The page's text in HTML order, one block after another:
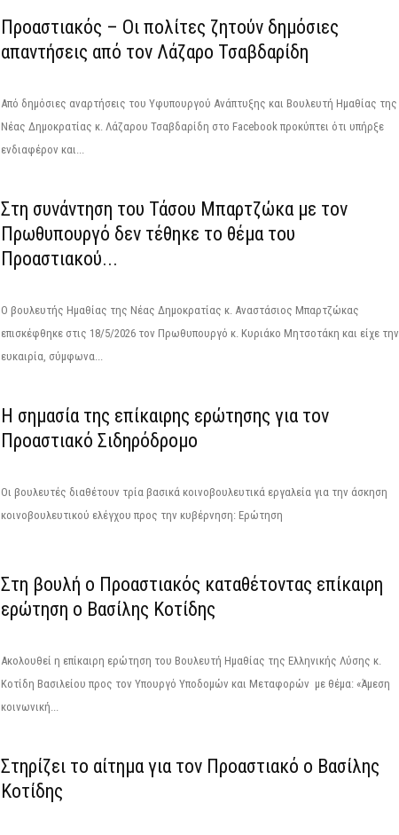
Προαστιακός – Οι πολίτες ζητούν δημόσιες
απαντήσεις από τον Λάζαρο Τσαβδαρίδη
Από δημόσιες αναρτήσεις του Υφυπουργού Ανάπτυξης και Βουλευτή Ημαθίας της
Νέας Δημοκρατίας κ. Λάζαρου Τσαβδαρίδη στο Facebook προκύπτει ότι υπήρξε
ενδιαφέρον και...
Στη συνάντηση του Τάσου Μπαρτζώκα με τον
Πρωθυπουργό δεν τέθηκε το θέμα του
Προαστιακού...
Ο βουλευτής Ημαθίας της Νέας Δημοκρατίας κ. Αναστάσιος Μπαρτζώκας
επισκέφθηκε στις 18/5/2026 τον Πρωθυπουργό κ. Κυριάκο Μητσοτάκη και είχε την
ευκαιρία, σύμφωνα...
Η σημασία της επίκαιρης ερώτησης για τον
Προαστιακό Σιδηρόδρομο
Οι βουλευτές διαθέτουν τρία βασικά κοινοβουλευτικά εργαλεία για την άσκηση
κοινοβουλευτικού ελέγχου προς την κυβέρνηση: Ερώτηση
Στη βουλή ο Προαστιακός καταθέτοντας επίκαιρη
ερώτηση ο Βασίλης Κοτίδης
Ακολουθεί η επίκαιρη ερώτηση του Βουλευτή Ημαθίας της Ελληνικής Λύσης κ.
Κοτίδη Βασιλείου προς τον Υπουργό Υποδομών και Μεταφορών με θέμα: «Άμεση
κοινωνική...
Στηρίζει το αίτημα για τον Προαστιακό ο Βασίλης
Κοτίδης